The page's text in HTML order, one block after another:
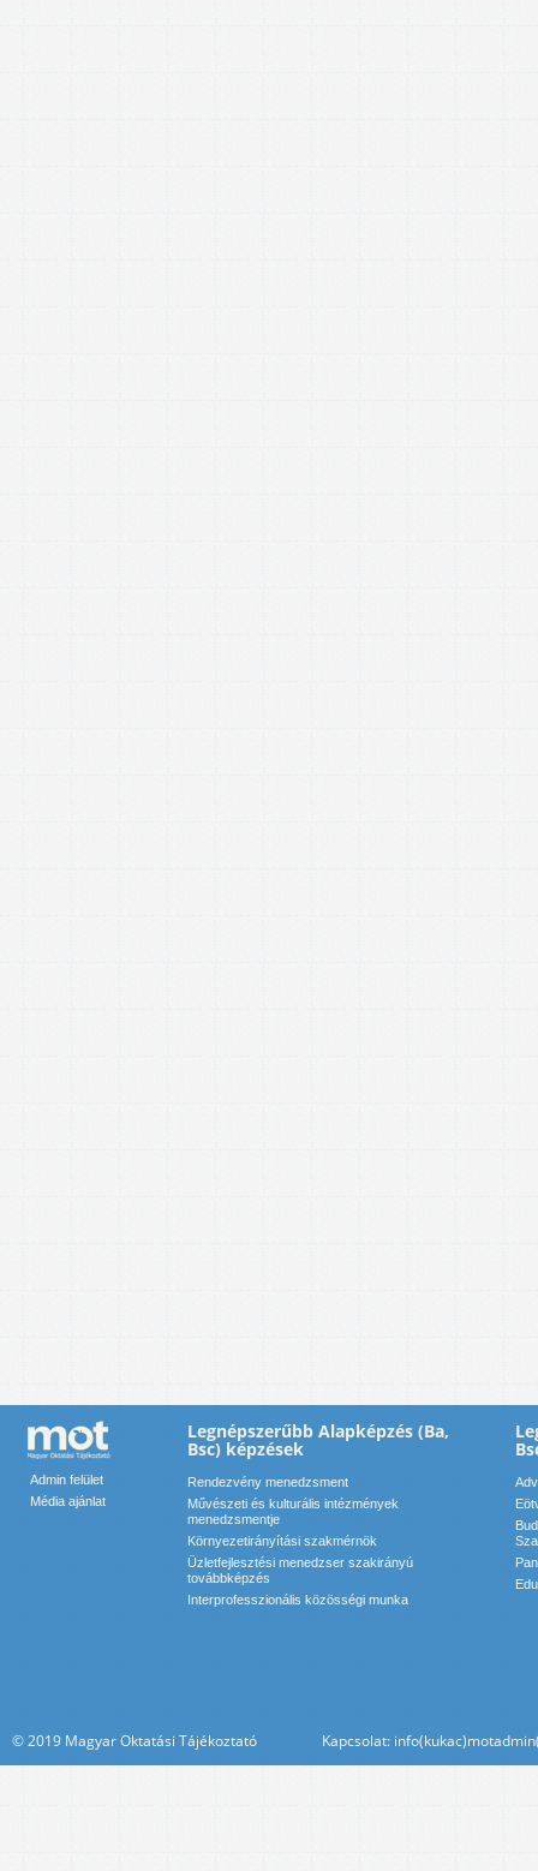
Admin felület
Média ajánlat
Legnépszerűbb Alapképzés (Ba,
Bsc) képzések
Rendezvény menedzsment
Művészeti és kulturális intézmények
menedzsmentje
Környezetirányítási szakmérnök
Üzletfejlesztési menedzser szakirányú
továbbképzés
Interprofesszionális közösségi munka
© 2019 Magyar Oktatási Tájékoztató Kapcsolat: